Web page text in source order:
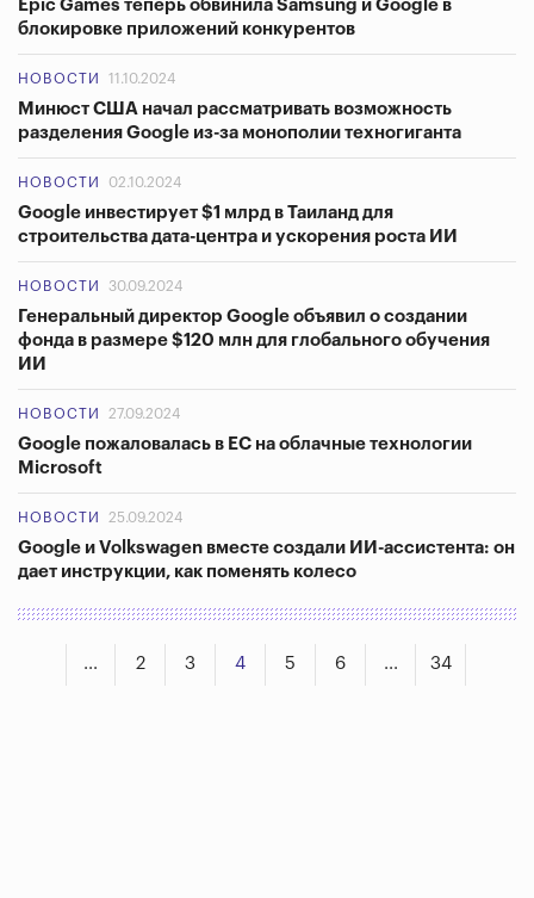
Epic Games теперь обвинила Samsung и Google в
блокировке приложений конкурентов
НОВОСТИ 11.10.2024
Минюст США начал рассматривать возможность
разделения Google из-за монополии техногиганта
НОВОСТИ 02.10.2024
Google инвестирует $1 млрд в Таиланд для
строительства дата-центра и ускорения роста ИИ
НОВОСТИ 30.09.2024
Генеральный директор Google объявил о создании
фонда в размере $120 млн для глобального обучения
ИИ
НОВОСТИ 27.09.2024
Google пожаловалась в ЕС на облачные технологии
Microsoft
НОВОСТИ 25.09.2024
Google и Volkswagen вместе создали ИИ-ассистента: он
дает инструкции, как поменять колесо
... 2 3 4 5 6 ... 34